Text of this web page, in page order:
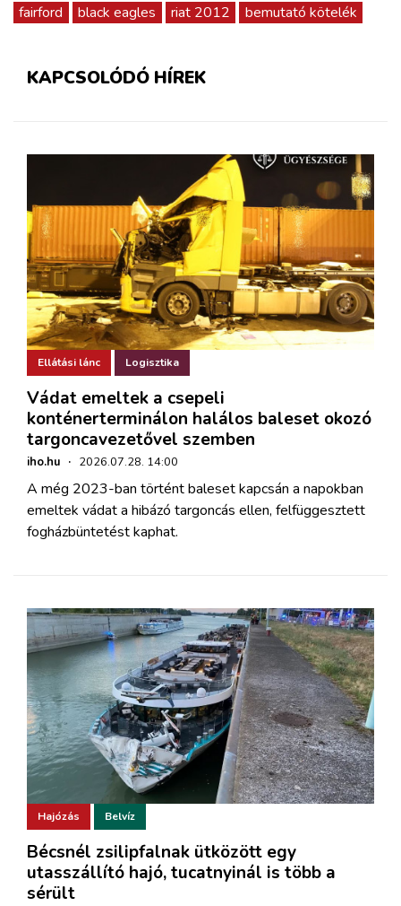
fairford
black eagles riat 2012 bemutató kötelék
KAPCSOLÓDÓ HÍREK
Ellátási lánc Logisztika
Vádat emeltek a csepeli
konténerterminálon halálos baleset okozó
targoncavezetővel szemben
iho.hu · 2026.07.28. 14:00
A még 2023-ban történt baleset kapcsán a napokban
emeltek vádat a hibázó targoncás ellen, felfüggesztett
fogházbüntetést kaphat.
Hajózás Belvíz
Bécsnél zsilipfalnak ütközött egy
utasszállító hajó, tucatnyinál is több a
sérült